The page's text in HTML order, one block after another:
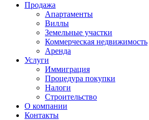
Продажа
Апартаменты
Виллы
Земельные участки
Коммерческая недвижимость
Аренда
Услуги
Иммиграция
Процедура покупки
Налоги
Строительство
О компании
Контакты